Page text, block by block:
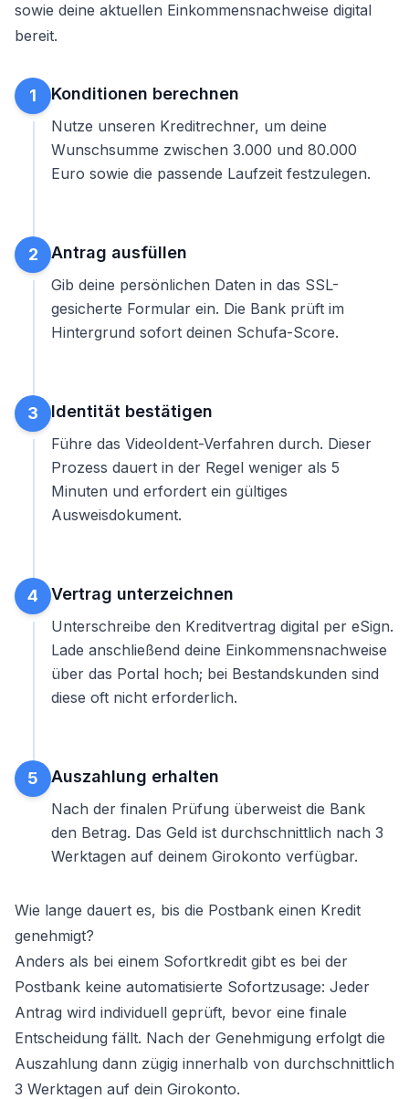
sowie deine aktuellen Einkommensnachweise digital
bereit.
1 Konditionen berechnen
Nutze unseren Kreditrechner, um deine
Wunschsumme zwischen 3.000 und 80.000
Euro sowie die passende Laufzeit festzulegen.
2 Antrag ausfüllen
Gib deine persönlichen Daten in das SSL-
gesicherte Formular ein. Die Bank prüft im
Hintergrund sofort deinen Schufa-Score.
3 Identität bestätigen
Führe das VideoIdent-Verfahren durch. Dieser
Prozess dauert in der Regel weniger als 5
Minuten und erfordert ein gültiges
Ausweisdokument.
4 Vertrag unterzeichnen
Unterschreibe den Kreditvertrag digital per eSign.
Lade anschließend deine Einkommensnachweise
über das Portal hoch; bei Bestandskunden sind
diese oft nicht erforderlich.
5 Auszahlung erhalten
Nach der finalen Prüfung überweist die Bank
den Betrag. Das Geld ist durchschnittlich nach 3
Werktagen auf deinem Girokonto verfügbar.
Wie lange dauert es, bis die Postbank einen Kredit
genehmigt?
Anders als bei einem Sofortkredit gibt es bei der
Postbank keine automatisierte Sofortzusage: Jeder
Antrag wird individuell geprüft, bevor eine finale
Entscheidung fällt. Nach der Genehmigung erfolgt die
Auszahlung dann zügig innerhalb von durchschnittlich
3 Werktagen auf dein Girokonto.